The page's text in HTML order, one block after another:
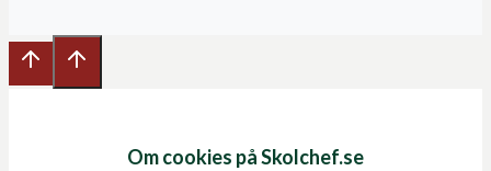
Om cookies på Skolchef.se